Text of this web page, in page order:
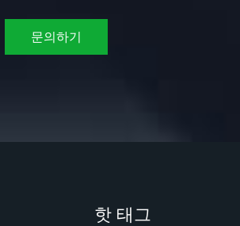
문의하기
핫 태그